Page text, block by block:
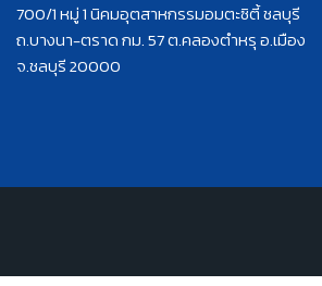
700/1 หมู่ 1 นิคมอุตสาหกรรมอมตะซิตี้ ชลบุรี
ถ.บางนา-ตราด กม. 57 ต.คลองตำหรุ อ.เมือง
จ.ชลบุรี 20000